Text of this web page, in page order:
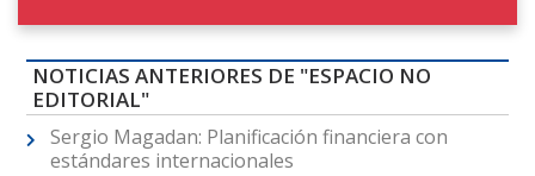
NOTICIAS ANTERIORES DE "ESPACIO NO
EDITORIAL"
Sergio Magadan: Planificación financiera con
estándares internacionales